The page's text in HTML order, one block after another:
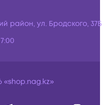
район, ул. Бродского, 37Б
«shop.nag.kz»